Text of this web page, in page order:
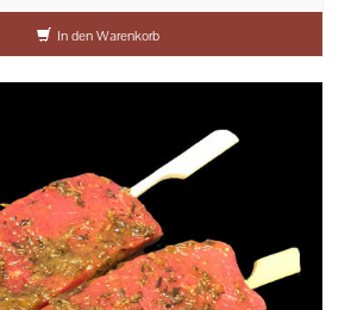
In den Warenkorb